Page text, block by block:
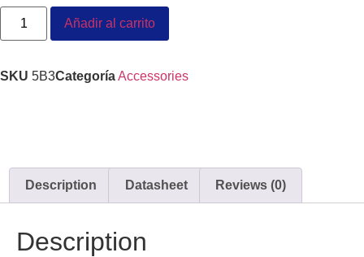
Añadir al carrito
SKU 5B3CategoríaAccessories
Description Datasheet Reviews (0)
Description